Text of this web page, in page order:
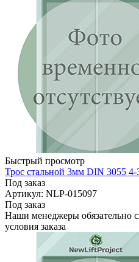
Быстрый просмотр
Трос стальной 3мм DIN 3055
Под заказ
Артикул: NLP-015097
Под заказ
Наши менеджеры обязательно
условия заказа